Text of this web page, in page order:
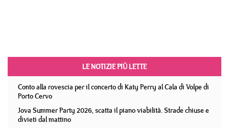
LE NOTIZIE PIÙ LETTE
Conto alla rovescia per il concerto di Katy Perry al Cala di Volpe di
Porto Cervo
Jova Summer Party 2026, scatta il piano viabilità. Strade chiuse e
divieti dal mattino